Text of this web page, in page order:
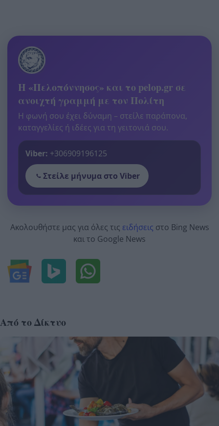
Η «Πελοπόννησος» και το pelop.gr σε
ανοιχτή γραμμή με τον Πολίτη
Η φωνή σου έχει δύναμη – στείλε παράπονα,
καταγγελίες ή ιδέες για τη γειτονιά σου.
Viber: +306909196125
Στείλε μήνυμα στο Viber
Ακολουθήστε μας για όλες τις ειδήσεις στο Bing News
και το Google News
Από το Δίκτυο